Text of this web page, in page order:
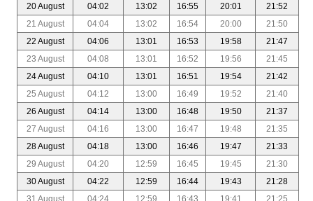
20 August
04:02 13:02 16:55 20:01
21:52
21 August
04:04 13:02 16:54 20:00
21:50
22 August
04:06 13:01 16:53 19:58
21:47
23 August
04:08 13:01 16:52 19:56
21:45
24 August
04:10 13:01 16:51 19:54
21:42
25 August
04:12 13:00 16:49 19:52
21:40
26 August
04:14 13:00 16:48 19:50
21:37
27 August
04:16 13:00 16:47 19:48
21:35
28 August
04:18 13:00 16:46 19:47
21:33
29 August
04:20 12:59 16:45 19:45
21:30
30 August
04:22 12:59 16:44 19:43
21:28
31 August
04:24 12:59 16:43 19:41 21:25